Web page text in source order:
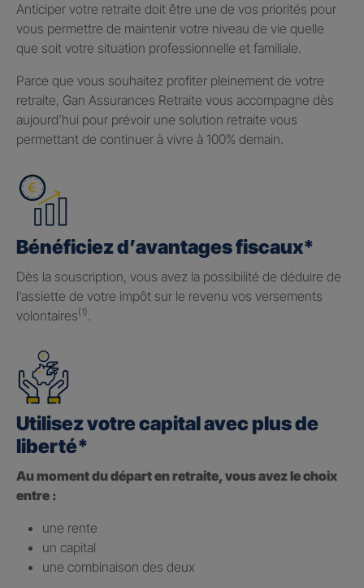
Anticiper votre retraite doit être une de vos priorités pour
vous permettre de maintenir votre niveau de vie quelle
que soit votre situation professionnelle et familiale.
Parce que vous souhaitez profiter pleinement de votre
retraite, Gan Assurances Retraite vous accompagne dès
aujourd’hui pour prévoir une solution retraite vous
permettant de continuer à vivre à 100% demain.
Bénéficiez d’avantages fiscaux*
Dès la souscription, vous avez la possibilité de déduire de
l’assiette de votre impôt sur le revenu vos versements
volontaires(1).
Utilisez votre capital avec plus de
liberté*
Au moment du départ en retraite, vous avez le choix
entre :
une rente
un capital
une combinaison des deux